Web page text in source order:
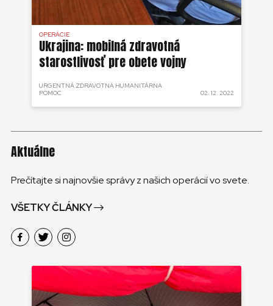
OPERÁCIE
Ukrajina: mobilná zdravotná
starostlivosť pre obete vojny
URGENTNÁ ZDRAVOTNÁ HUMANITÁRNA
POMOC
02. 12. 2022
Aktuálne
Prečítajte si najnovšie správy z našich operácií vo svete.
VŠETKY ČLÁNKY